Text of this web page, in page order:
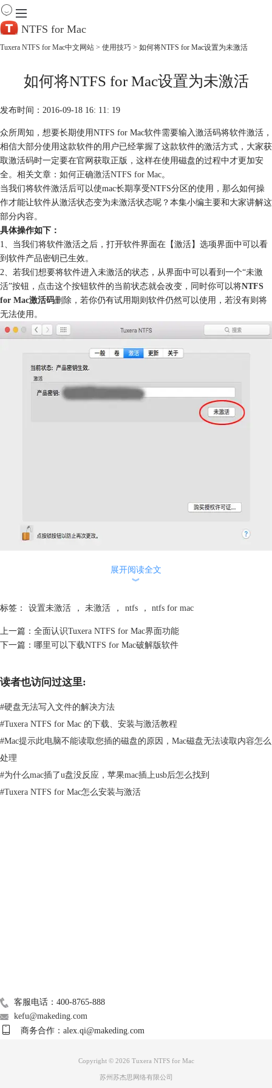
NTFS for Mac
服务中心
购买
Tuxera NTFS for Mac中文网站 > 使用技巧 > 如何将NTFS for Mac设置为未激活
如何将NTFS for Mac设置为未激活
发布时间：2016-09-18 16: 11: 19
众所周知，想要长期使用NTFS for Mac软件需要输入激活码将软件激活，
相信大部分使用这款软件的用户已经掌握了这款软件的激活方式，大家获
取激活码时一定要在官网获取正版，这样在使用磁盘的过程中才更加安
全。相关文章： 如何正确激活NTFS for Mac。
当我们将软件激活后可以使mac长期享受NTFS分区的使用，那么如何操
作才能让软件从激活状态变为未激活状态呢？本集小编主要和大家讲解这
部分内容。
具体操作如下：
1、当我们将软件激活之后，打开软件界面在【激活】选项界面中可以看
到软件产品密钥已生效。
2、若我们想要将软件进入未激活的状态，从界面中可以看到一个“未激
活”按钮，点击这个按钮软件的当前状态就会改变，同时你可以将NTFS
for Mac激活码删除，若你仍有试用期则软件仍然可以使用，若没有则将
无法使用。
这样软件就从激活变为未激活了。（注：移动激活码必须先做这样的步
可以多多尝试操作，在使用过程中可能会碰到一些问题，我们可以查看官
网中的教程或者询问客服，我们一定会及时为你解决。
这款mac读写工具可以帮助我们解决很多磁盘问题，不仅让mac顺利使用
本文为原创，转载请注明原址：
展开阅读全文
︾
标签： 设置未激活 ， 未激活 ， ntfs ， ntfs for mac
上一篇： 全面认识Tuxera NTFS for Mac界面功能
下一篇： 哪里可以下载NTFS for Mac破解版软件
读者也访问过这里:
#硬盘无法写入文件的解决方法
#Tuxera NTFS for Mac 的下载、安装与激活教程
#Mac提示此电脑不能读取您插的磁盘的原因，Mac磁盘无法读取内容怎么
处理
#为什么mac插了u盘没反应，苹果mac插上usb后怎么找到
#Tuxera NTFS for Mac怎么安装与激活
客服电话：400-8765-888
kefu@makeding.com
商务合作：alex.qi@makeding.com
Copyright © 2026 Tuxera NTFS for Mac
苏州苏杰思网络有限公司